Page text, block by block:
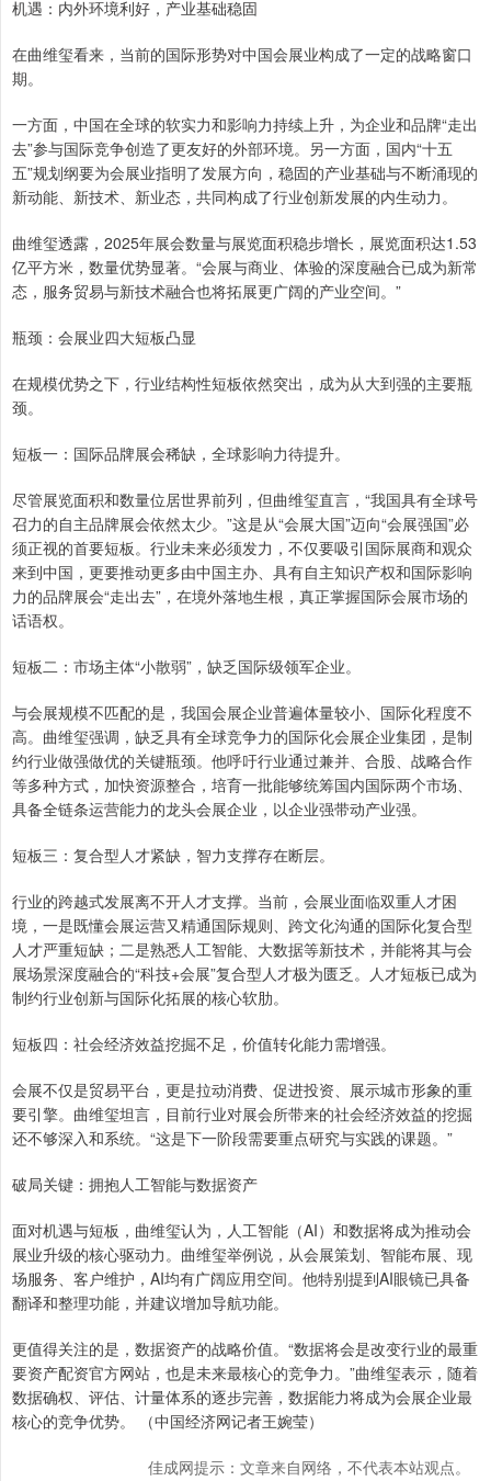
机遇：内外环境利好，产业基础稳固
在曲维玺看来，当前的国际形势对中国会展业构成了一定的战略窗口
期。
一方面，中国在全球的软实力和影响力持续上升，为企业和品牌“走出
去”参与国际竞争创造了更友好的外部环境。另一方面，国内“十五
五”规划纲要为会展业指明了发展方向，稳固的产业基础与不断涌现的
新动能、新技术、新业态，共同构成了行业创新发展的内生动力。
曲维玺透露，2025年展会数量与展览面积稳步增长，展览面积达1.53
亿平方米，数量优势显著。“会展与商业、体验的深度融合已成为新常
态，服务贸易与新技术融合也将拓展更广阔的产业空间。”
瓶颈：会展业四大短板凸显
在规模优势之下，行业结构性短板依然突出，成为从大到强的主要瓶
颈。
短板一：国际品牌展会稀缺，全球影响力待提升。
尽管展览面积和数量位居世界前列，但曲维玺直言，“我国具有全球号
召力的自主品牌展会依然太少。”这是从“会展大国”迈向“会展强国”必
须正视的首要短板。行业未来必须发力，不仅要吸引国际展商和观众
来到中国，更要推动更多由中国主办、具有自主知识产权和国际影响
力的品牌展会“走出去”，在境外落地生根，真正掌握国际会展市场的
话语权。
短板二：市场主体“小散弱”，缺乏国际级领军企业。
与会展规模不匹配的是，我国会展企业普遍体量较小、国际化程度不
高。曲维玺强调，缺乏具有全球竞争力的国际化会展企业集团，是制
约行业做强做优的关键瓶颈。他呼吁行业通过兼并、合股、战略合作
等多种方式，加快资源整合，培育一批能够统筹国内国际两个市场、
具备全链条运营能力的龙头会展企业，以企业强带动产业强。
短板三：复合型人才紧缺，智力支撑存在断层。
行业的跨越式发展离不开人才支撑。当前，会展业面临双重人才困
境，一是既懂会展运营又精通国际规则、跨文化沟通的国际化复合型
人才严重短缺；二是熟悉人工智能、大数据等新技术，并能将其与会
展场景深度融合的“科技+会展”复合型人才极为匮乏。人才短板已成为
制约行业创新与国际化拓展的核心软肋。
短板四：社会经济效益挖掘不足，价值转化能力需增强。
会展不仅是贸易平台，更是拉动消费、促进投资、展示城市形象的重
要引擎。曲维玺坦言，目前行业对展会所带来的社会经济效益的挖掘
还不够深入和系统。“这是下一阶段需要重点研究与实践的课题。”
破局关键：拥抱人工智能与数据资产
面对机遇与短板，曲维玺认为，人工智能（AI）和数据将成为推动会
展业升级的核心驱动力。曲维玺举例说，从会展策划、智能布展、现
场服务、客户维护，AI均有广阔应用空间。他特别提到AI眼镜已具备
翻译和整理功能，并建议增加导航功能。
更值得关注的是，数据资产的战略价值。“数据将会是改变行业的最重
要资产配资官方网站，也是未来最核心的竞争力。”曲维玺表示，随着
数据确权、评估、计量体系的逐步完善，数据能力将成为会展企业最
核心的竞争优势。 （中国经济网记者王婉莹）
佳成网提示：文章来自网络，不代表本站观点。